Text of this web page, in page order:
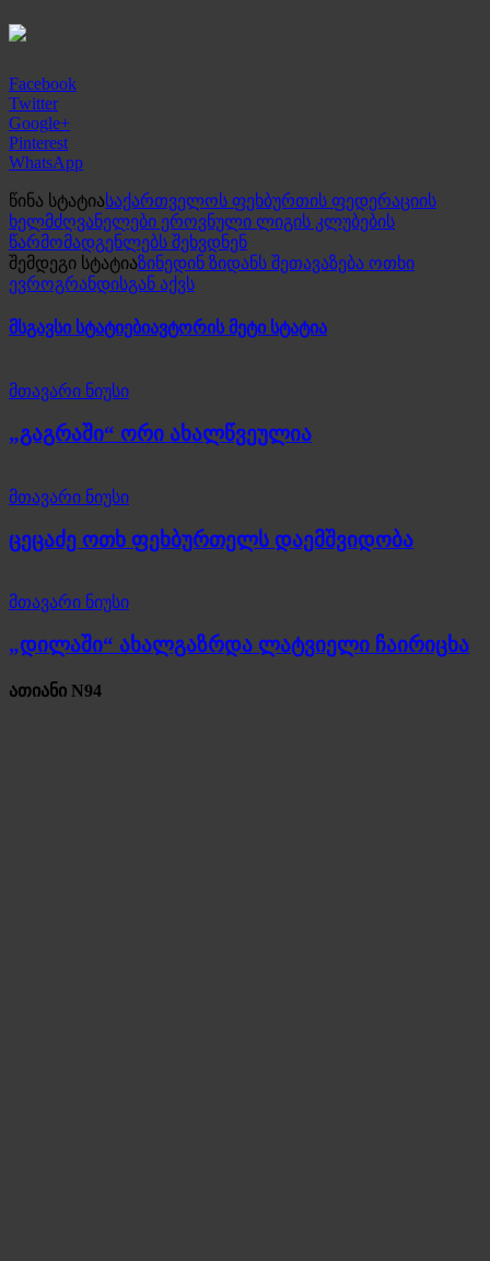
Facebook
Twitter
Google+
Pinterest
WhatsApp
წინა სტატიასაქართველოს ფეხბურთის ფედერაციის
ხელმძღვანელები ეროვნული ლიგის კლუბების
წარმომადგენლებს შეხვდნენ
შემდეგი სტატიაზინედინ ზიდანს შეთავაზება ოთხი
ევროგრანდისგან აქვს
მსგავსი სტატიებიავტორის მეტი სტატია
მთავარი ნიუსი
„გაგრაში“ ორი ახალწვეულია
მთავარი ნიუსი
ცეცაძე ოთხ ფეხბურთელს დაემშვიდობა
მთავარი ნიუსი
„დილაში“ ახალგაზრდა ლატვიელი ჩაირიცხა
ათიანი N94